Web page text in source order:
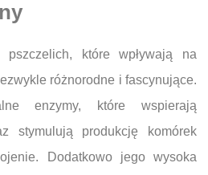
pszczelich, które wpływają na
różnorodne i fascynujące.
enzymy, które wspierają
stymulują produkcję komórek
Dodatkowo jego wysoka